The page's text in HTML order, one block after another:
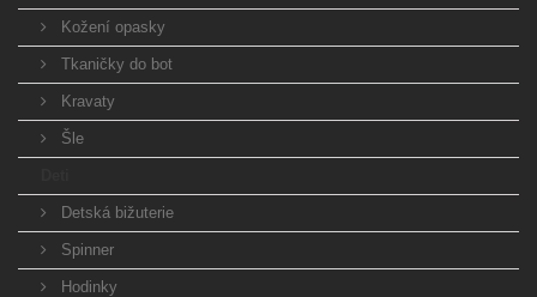
Kožení opasky
Tkaničky do bot
Kravaty
Šle
Detská bižuterie
Spinner
Hodinky